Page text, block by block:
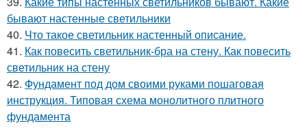
бывают настенные светильники
40. Что такое светильник настенный описание.
41. Как повесить светильник-бра на стену. Как повесить
светильник на стену
42. Фундамент под дом своими руками пошаговая
инструкция. Типовая схема монолитного плитного
фундамента